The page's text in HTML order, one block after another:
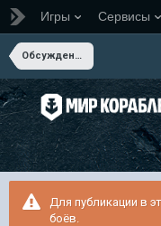
Игры Сервисы
Обсуждение Мира Кораблей
Для публикации в
боёв.